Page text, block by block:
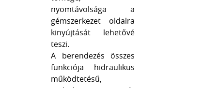
nyomtávolsága a
gémszerkezet oldalra
kinyújtását lehetővé
teszi.
A berendezés összes
funkciója hidraulikus
működtetésű,